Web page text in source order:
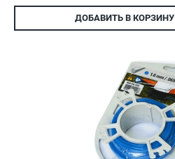
ДОБАВИТЬ В КОРЗИНУ